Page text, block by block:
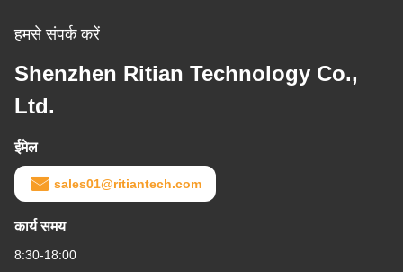
हमसे संपर्क करें
Shenzhen Ritian Technology Co.,
Ltd.
ईमेल
sales01@ritiantech.com
कार्य समय
8:30-18:00